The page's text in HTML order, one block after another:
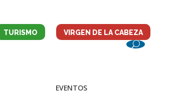
TURISMO VIRGEN DE LA CABEZA
EVENTOS